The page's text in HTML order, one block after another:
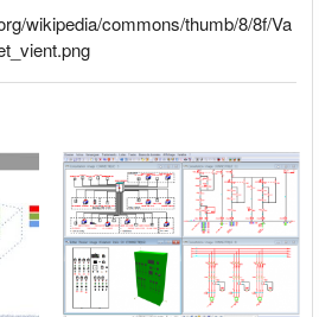
wikipedia/commons/thumb/8/8f/Va